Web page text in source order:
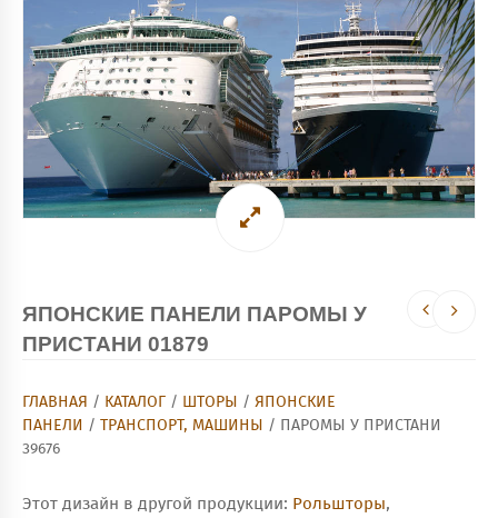
ЯПОНСКИЕ ПАНЕЛИ ПАРОМЫ У
ПРИСТАНИ 01879
ГЛАВНАЯ / КАТАЛОГ / ШТОРЫ / ЯПОНСКИЕ
ПАНЕЛИ / ТРАНСПОРТ, МАШИНЫ
/ ПАРОМЫ У ПРИСТАНИ
39676
Этот дизайн в другой продукции: Рольшторы,